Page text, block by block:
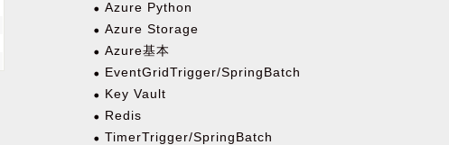
Azure Python
Azure Storage
Azure基本
EventGridTrigger/SpringBatch
Key Vault
Redis
TimerTrigger/SpringBatch